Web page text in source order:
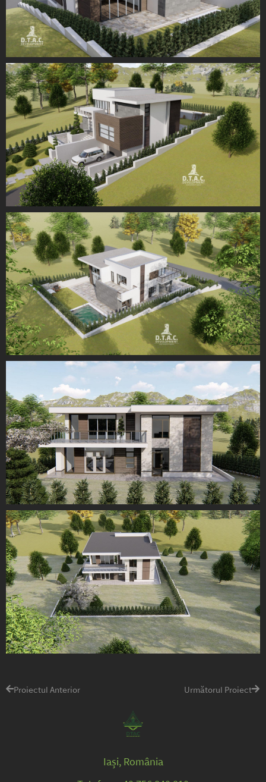
Proiectul Anterior Următorul Proiect
Iași, România